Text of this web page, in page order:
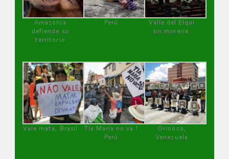
Amazonía
defiende su
territorio
Perú
Valle del Elqui
sin minería.
Vale mata, Brasil
Tía María no va !
Perú
Orinoco,
Venezuela